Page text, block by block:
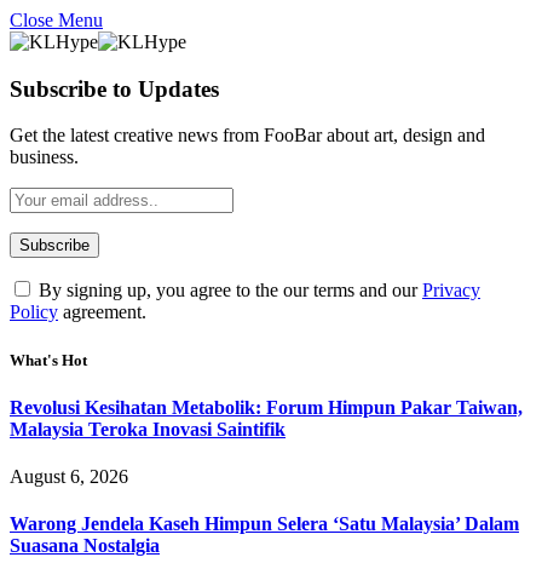
Close Menu
Subscribe to Updates
Get the latest creative news from FooBar about art, design and
business.
By signing up, you agree to the our terms and ourPrivacy
Policy agreement.
What's Hot
Revolusi Kesihatan Metabolik: Forum Himpun Pakar Taiwan,
Malaysia Teroka Inovasi Saintifik
August 6, 2026
Warong Jendela Kaseh Himpun Selera ‘Satu Malaysia’ Dalam
Suasana Nostalgia